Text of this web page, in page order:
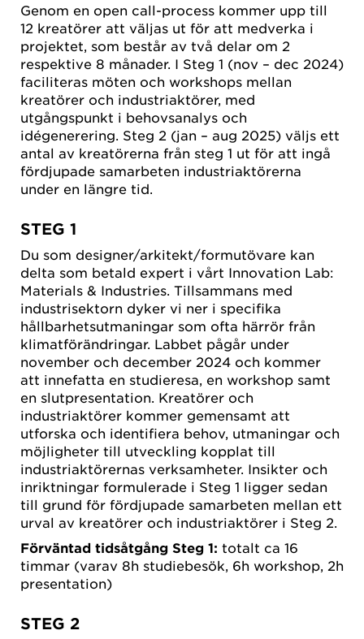
Genom en open call-process kommer upp till
12 kreatörer att väljas ut för att medverka i
projektet, som består av två delar om 2
respektive 8 månader. I Steg 1 (nov – dec 2024)
faciliteras möten och workshops mellan
kreatörer och industriaktörer, med
utgångspunkt i behovsanalys och
idégenerering. Steg 2 (jan – aug 2025) väljs ett
antal av kreatörerna från steg 1 ut för att ingå
fördjupade samarbeten industriaktörerna
under en längre tid.
STEG 1
Du som designer/arkitekt/formutövare kan
delta som betald expert i vårt Innovation Lab:
Materials & Industries. Tillsammans med
industrisektorn dyker vi ner i specifika
hållbarhetsutmaningar som ofta härrör från
klimatförändringar. Labbet pågår under
november och december 2024 och kommer
att innefatta en studieresa, en workshop samt
en slutpresentation. Kreatörer och
industriaktörer kommer gemensamt att
utforska och identifiera behov, utmaningar och
möjligheter till utveckling kopplat till
industriaktörernas verksamheter. Insikter och
inriktningar formulerade i Steg 1 ligger sedan
till grund för fördjupade samarbeten mellan ett
urval av kreatörer och industriaktörer i Steg 2.
Förväntad tidsåtgång Steg 1: totalt ca 16
timmar (varav 8h studiebesök, 6h workshop, 2h
presentation)
STEG 2